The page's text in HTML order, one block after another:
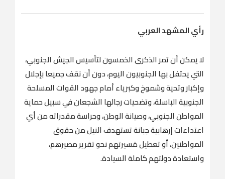
رأي المشهد العربي
لا يمكن أن تمر الذكرى الخمسون لتأسيس الجيش الجنوبي،
التي يحتفل بها الجنوبيون اليوم، دون أن نقف جميعا بإجلال
وإكبار وتحية وشموخ وكبرياء أمام جهود القوات المسلحة
الجنوبية الباسلة، وتضحيات رجالها الشجعان في سبيل حماية
المواطن الجنوبي، وصيانة الوطن، وحراسة مقدراته من أي
اعتداءات إرهابية جبانة تستهدف النيل من حقوق
المواطنين، أو تعطيل مَسيرتهم نحو تقرير مصيرهم،
واستعادة دولتهم كاملة السيادة.